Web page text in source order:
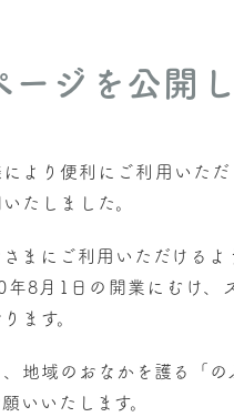
ージを公開
より便利にご利用いた
たしました。
まにご利用いただけるよ
年8月1日の開業にむけ、
ます。
、地域のおなかを護る「
いいたします。